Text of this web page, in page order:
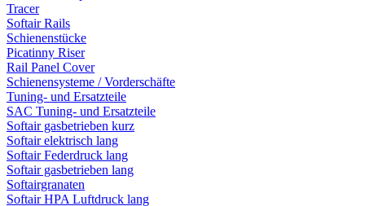
Tracer
Softair Rails
Schienenstücke
Picatinny Riser
Rail Panel Cover
Schienensysteme / Vorderschäfte
Tuning- und Ersatzteile
SAC Tuning- und Ersatzteile
Softair gasbetrieben kurz
Softair elektrisch lang
Softair Federdruck lang
Softair gasbetrieben lang
Softairgranaten
Softair HPA Luftdruck lang